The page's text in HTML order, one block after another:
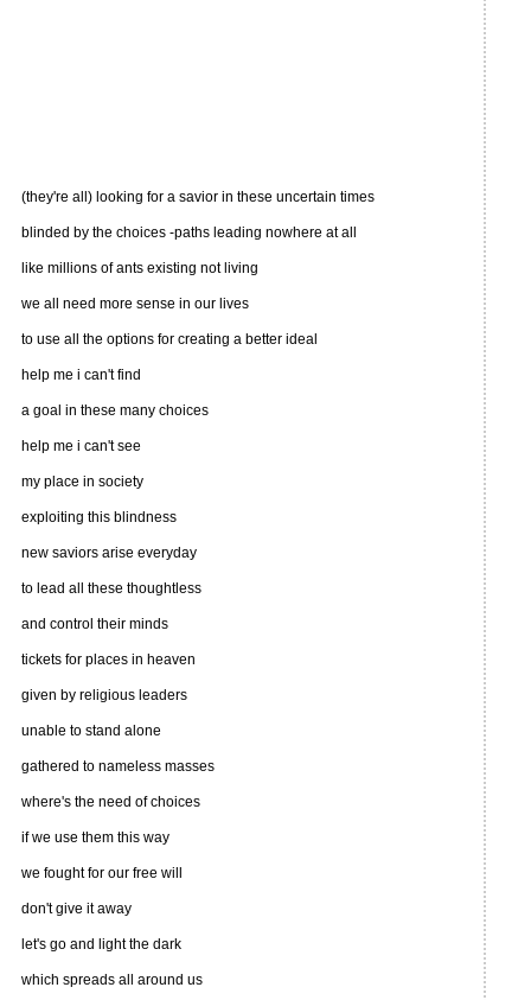
(they're all) looking for a savior in these uncertain times
blinded by the choices -paths leading nowhere at all
like millions of ants existing not living
we all need more sense in our lives
to use all the options for creating a better ideal
help me i can't find
a goal in these many choices
help me i can't see
my place in society
exploiting this blindness
new saviors arise everyday
to lead all these thoughtless
and control their minds
tickets for places in heaven
given by religious leaders
unable to stand alone
gathered to nameless masses
where's the need of choices
if we use them this way
we fought for our free will
don't give it away
let's go and light the dark
which spreads all around us